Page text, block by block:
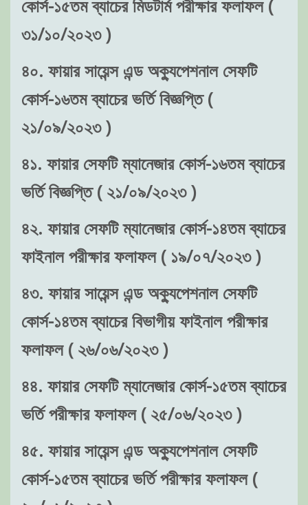
কোর্স-১৫তম ব্যাচের মিডটার্ম পরীক্ষার ফলাফল (
৩১/১০/২০২৩ )
৪০. ফায়ার সায়েন্স এন্ড অক্যুপেশনাল সেফটি
কোর্স-১৬তম ব্যাচের ভর্তি বিজ্ঞপ্তি (
২১/০৯/২০২৩ )
৪১. ফায়ার সেফটি ম্যানেজার কোর্স-১৬তম ব্যাচের
ভর্তি বিজ্ঞপ্তি ( ২১/০৯/২০২৩ )
৪২. ফায়ার সেফটি ম্যানেজার কোর্স-১৪তম ব্যাচের
ফাইনাল পরীক্ষার ফলাফল ( ১৯/০৭/২০২৩ )
৪৩. ফায়ার সায়েন্স এন্ড অক্যুপেশনাল সেফটি
কোর্স-১৪তম ব্যাচের বিভাগীয় ফাইনাল পরীক্ষার
ফলাফল ( ২৬/০৬/২০২৩ )
৪৪. ফায়ার সেফটি ম্যানেজার কোর্স-১৫তম ব্যাচের
ভর্তি পরীক্ষার ফলাফল ( ২৫/০৬/২০২৩ )
৪৫. ফায়ার সায়েন্স এন্ড অক্যুপেশনাল সেফটি
কোর্স-১৫তম ব্যাচের ভর্তি পরীক্ষার ফলাফল (